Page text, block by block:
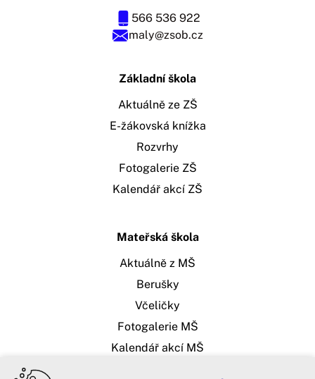
maly@zsob.cz
566 536 922
Základní škola
Aktuálně ze ZŠ
E-žákovská knížka
Rozvrhy
Fotogalerie ZŠ
Kalendář akcí ZŠ
Mateřská škola
Aktuálně z MŠ
Berušky
Včeličky
Fotogalerie MŠ
Kalendář akcí MŠ